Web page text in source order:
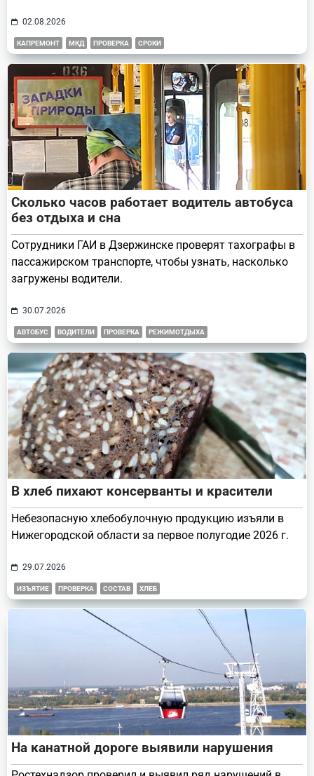
02.08.2026
КАПРЕМОНТ МКД ПРОВЕРКА СРОКИ
Сколько часов работает водитель автобуса
без отдыха и сна
Сотрудники ГАИ в Дзержинске проверят тахографы в
пассажирском транспорте, чтобы узнать, насколько
загружены водители.
30.07.2026
АВТОБУС ВОДИТЕЛИ ПРОВЕРКА РЕЖИМОТДЫХА
В хлеб пихают консерванты и красители
Небезопасную хлебобулочную продукцию изъяли в
Нижегородской области за первое полугодие 2026 г.
29.07.2026
ИЗЪЯТИЕ ПРОВЕРКА СОСТАВ ХЛЕБ
На канатной дороге выявили нарушения